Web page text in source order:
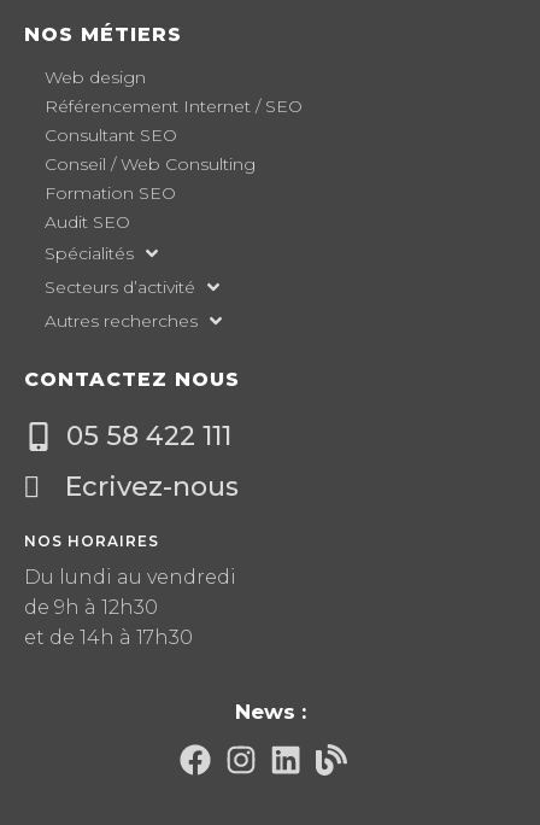
NOS MÉTIERS
Web design
Référencement Internet / SEO
Consultant SEO
Conseil / Web Consulting
Formation SEO
Audit SEO
Spécialités
Secteurs d’activité
Autres recherches
CONTACTEZ NOUS
05 58 422 111
Ecrivez-nous
NOS HORAIRES
Du lundi au vendredi
de 9h à 12h30
et de 14h à 17h30
News :